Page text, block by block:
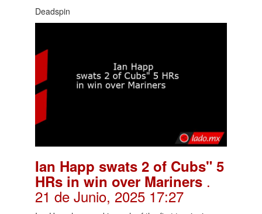
Deadspin
Ian Happ swats 2 of Cubs" 5
HRs in win over Mariners .
21 de Junio, 2025 17:27